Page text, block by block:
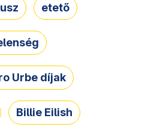
etető
Urbe díjak
Billie Eilish